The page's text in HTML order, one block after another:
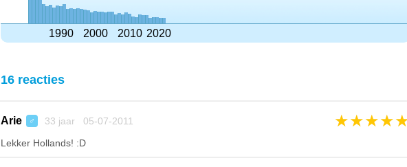
1990 2000 2010 2020
16 reacties
Arie ♂ 33 jaar 05-07-2011 ★★★★
Lekker Hollands! :D